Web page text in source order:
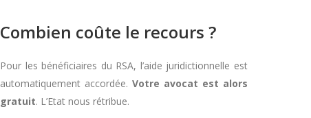
Combien coûte le recours ?
Pour les bénéficiaires du RSA, l’aide juridictionnelle est
automatiquement accordée. Votre avocat est alors
gratuit. L’Etat nous rétribue.